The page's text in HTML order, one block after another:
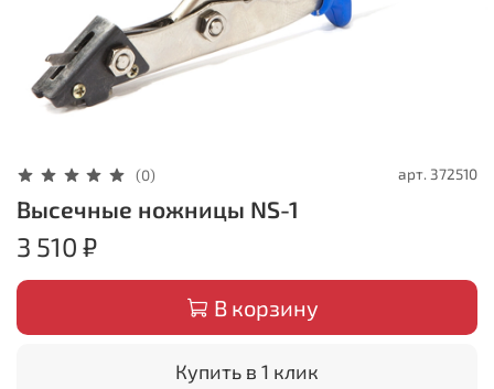
(0) арт. 372510
Высечные ножницы NS-1
3 510 ₽
В корзину
Купить в 1 клик